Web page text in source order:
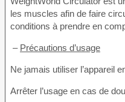
les muscles afin de faire
conditions à prendre en
– Précautions d’usage
Ne jamais utiliser l’appareil
Arrêter l’usage en cas de